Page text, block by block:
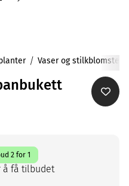
Vaser og stilkblomster
2 for 1
å få tilbudet